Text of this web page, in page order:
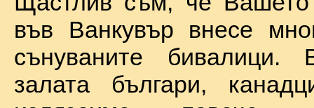
във Ванкувър внесе
сънуваните бивалици.
залата българи,